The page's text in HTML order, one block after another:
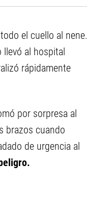
el cuello al nene.
llevó al hospital
rápidamente
por sorpresa al
brazos cuando
de urgencia al